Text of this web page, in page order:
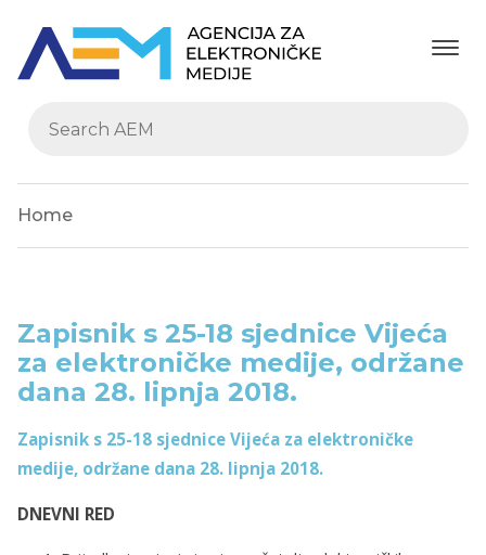
Home
Zapisnik s 25-18 sjednice Vijeća
za elektroničke medije, održane
dana 28. lipnja 2018.
Zapisnik s 25-18 sjednice Vijeća za elektroničke
medije, održane dana 28. lipnja 2018.
DNEVNI RED